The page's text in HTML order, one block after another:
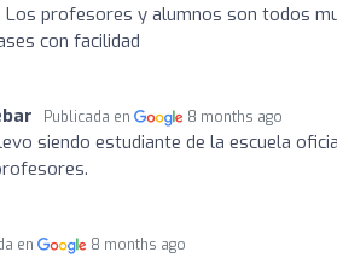
Los profesores y alumnos son todos
con facilidad
Publicada en 8 months ago
siendo estudiante de la escuela
en 8 months ago